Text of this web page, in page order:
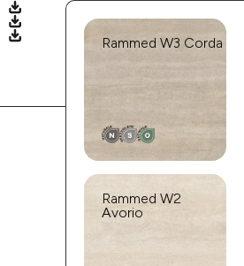
Rammed W3 Corda
Rammed W2
Avorio